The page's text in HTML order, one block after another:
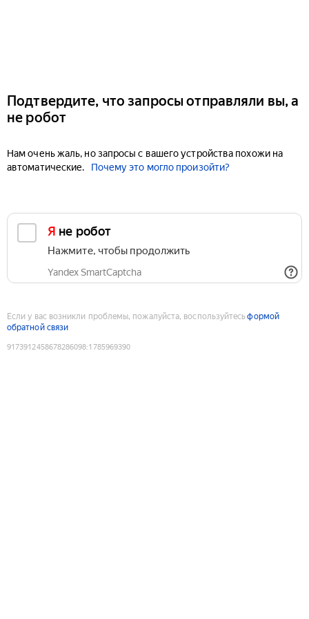
Подтвердите, что запросы отправляли вы, а
не робот
Нам очень жаль, но запросы с вашего устройства похожи на
автоматические.
Почему это могло произойти?
Я не робот
Нажмите, чтобы продолжить
Yandex SmartCaptcha
Если у вас возникли проблемы, пожалуйста, воспользуйтесьформой
обратной связи
9173912458678286098:1785969390